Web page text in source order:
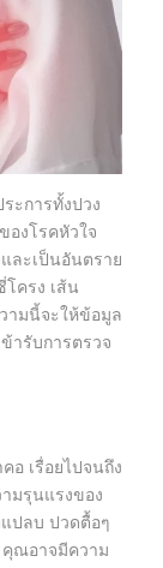
ะการทั้งปวง
องโรคหัวใจ
ละเป็นอันตราย
ครง เส้น
ามนี้จะให้ข้อมูล
ารับการตรวจ
อ เรื่อยไปจนถึง
มรุนแรงของ
ปลบ ปวดตื้อๆ
คุณอาจมีความ